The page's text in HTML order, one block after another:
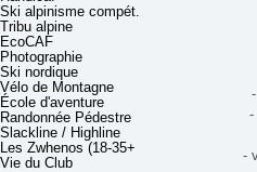
alpinisme compét.
alpine
nordique
de Montagne
d'aventure
Pédestre
/ Highline
Zwhenos (18-35+ ans)
du Club
-
-